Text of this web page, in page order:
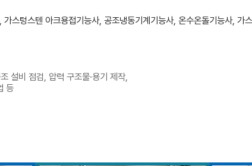
스텅스텐 아크용접기능사, 공조냉동기계기능사, 온수온돌기능사, 가
설비 점검, 압력 구조물·용기 제작,
등